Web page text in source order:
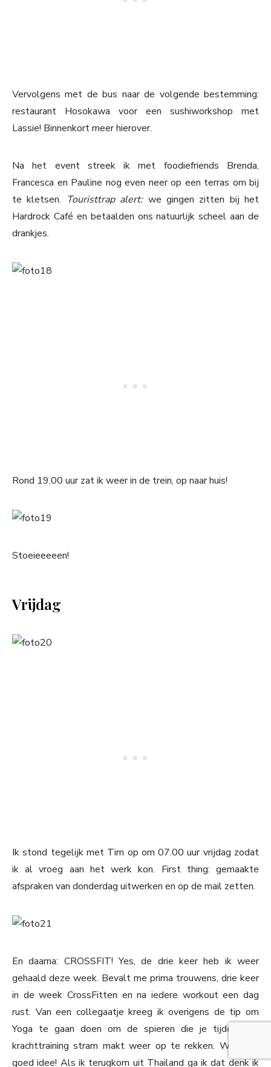
Vervolgens met de bus naar de volgende bestemming:
restaurant Hosokawa voor een sushiworkshop met
Lassie! Binnenkort meer hierover.
Na het event streek ik met foodiefriends Brenda,
Francesca en Pauline nog even neer op een terras om bij
te kletsen. Touristtrap alert: we gingen zitten bij het
Hardrock Café en betaalden ons natuurlijk scheel aan de
drankjes.
Rond 19.00 uur zat ik weer in de trein, op naar huis!
Stoeieeeeen!
Vrijdag
Ik stond tegelijk met Tim op om 07.00 uur vrijdag zodat
ik al vroeg aan het werk kon. First thing: gemaakte
afspraken van donderdag uitwerken en op de mail zetten.
En daarna: CROSSFIT! Yes, de drie keer heb ik weer
gehaald deze week. Bevalt me prima trouwens, drie keer
in de week CrossFitten en na iedere workout een dag
rust. Van een collegaatje kreeg ik overigens de tip om
Yoga te gaan doen om de spieren die je tijdens de
krachttraining stram makt weer op te rekken. Wat een
goed idee! Als ik terugkom uit Thailand ga ik dat denk ik